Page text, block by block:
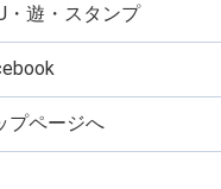
・遊・スタンプ
プページへ